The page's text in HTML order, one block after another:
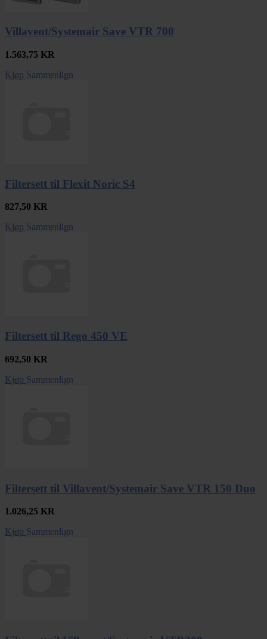
Villavent/Systemair Save VTR 700
1.563,75 KR
Kjøp Sammenlign
Filtersett til Flexit Noric S4
827,50 KR
Kjøp Sammenlign
Filtersett til Rego 450 VE
692,50 KR
Kjøp Sammenlign
Filtersett til Villavent/Systemair Save VTR 150 Duo
1.026,25 KR
Kjøp Sammenlign